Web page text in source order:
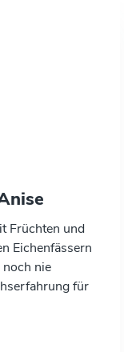
Früchten und
Eichenfässern
noch nie
für